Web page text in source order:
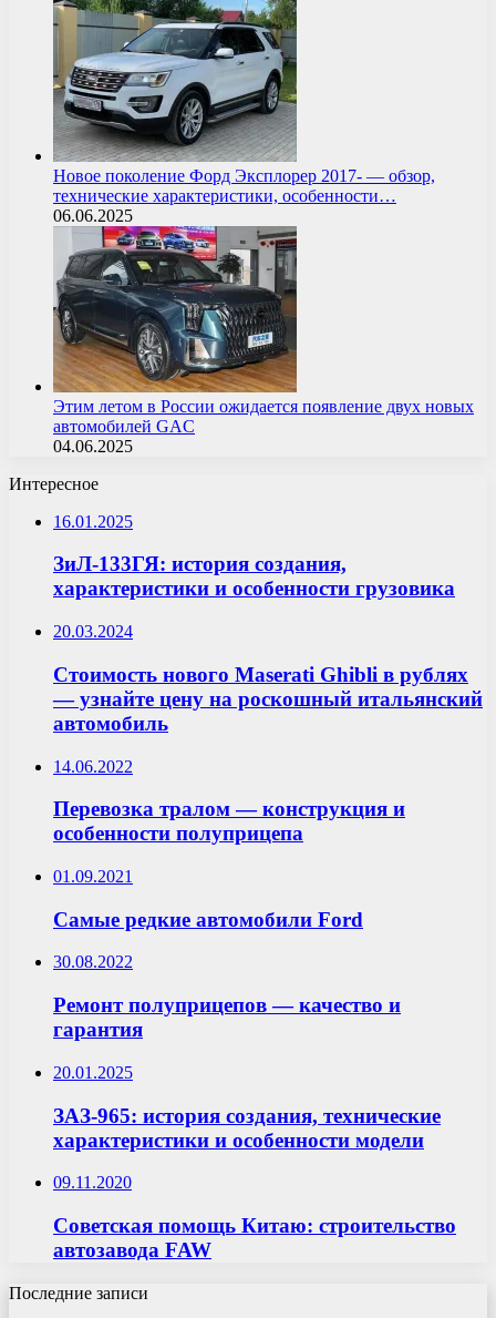
Новое поколение Форд Эксплорер 2017- — обзор,
технические характеристики, особенности…
06.06.2025
Этим летом в России ожидается появление двух новых
автомобилей GAC
04.06.2025
Интересное
16.01.2025
ЗиЛ-133ГЯ: история создания,
характеристики и особенности грузовика
20.03.2024
Стоимость нового Maserati Ghibli в рублях
— узнайте цену на роскошный итальянский
автомобиль
14.06.2022
Перевозка тралом — конструкция и
особенности полуприцепа
01.09.2021
Самые редкие автомобили Ford
30.08.2022
Ремонт полуприцепов — качество и
гарантия
20.01.2025
ЗАЗ-965: история создания, технические
характеристики и особенности модели
09.11.2020
Советская помощь Китаю: строительство
автозавода FAW
Последние записи